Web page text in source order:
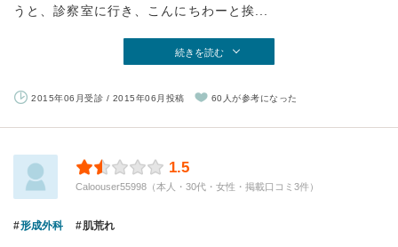
うと、診察室に行き、こんにちわーと挨...
続きを読む
2015年06月受診 / 2015年06月投稿 60人が参考になった
1.5
Caloouser55998（本人・30代・女性・掲載口コミ3件）
形成外科 肌荒れ